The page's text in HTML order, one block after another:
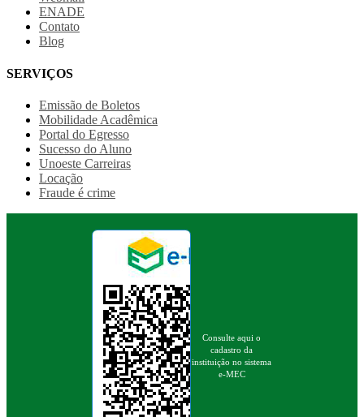
ENADE
Contato
Blog
SERVIÇOS
Emissão de Boletos
Mobilidade Acadêmica
Portal do Egresso
Sucesso do Aluno
Unoeste Carreiras
Locação
Fraude é crime
Consulte aqui o
cadastro da
instituição no sistema
e-MEC